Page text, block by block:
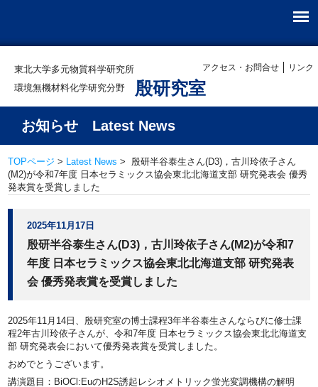
東北大学多元物質科学研究所
環境無機材料化学研究分野
殷研究室
アクセス・お問合せ リンク
お知らせ Latest News
TOPページ > Latest News > 殷研半谷泰生さん(D3)，古川玲依子さん
(M2)が令和7年度 日本セラミックス協会東北北海道支部 研究発表会 優秀
発表賞を受賞しました
2025年11月17日
殷研半谷泰生さん(D3)，古川玲依子さん(M2)が令和7
年度 日本セラミックス協会東北北海道支部 研究発表
会 優秀発表賞を受賞しました
2025年11月14日、殷研究室の博士課程3年半谷泰生さんならびに修士課
程2年古川玲依子さんが、令和7年度 日本セラミックス協会東北北海道支
部 研究発表会において優秀発表賞を受賞しました。
おめでとうございます。
講演題目：BiOCl:EuのH2S誘起レシオメトリック蛍光変調機構の解明